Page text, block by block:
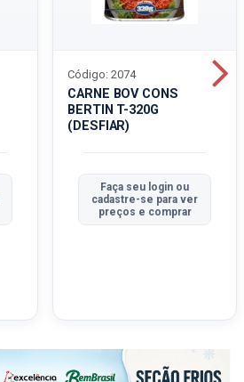
CARNE BOV CONS
BERTIN T-320G
(DESFIAR)
Código: 2074
Faça seu login ou
cadastre-se para ver
preços e comprar